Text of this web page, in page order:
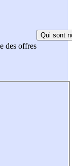
des offres
Qui sont